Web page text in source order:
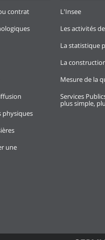
contrat
physiques
une
L'Insee
Les activités
La statistique
La
Mesure de la
Services
plus simple,